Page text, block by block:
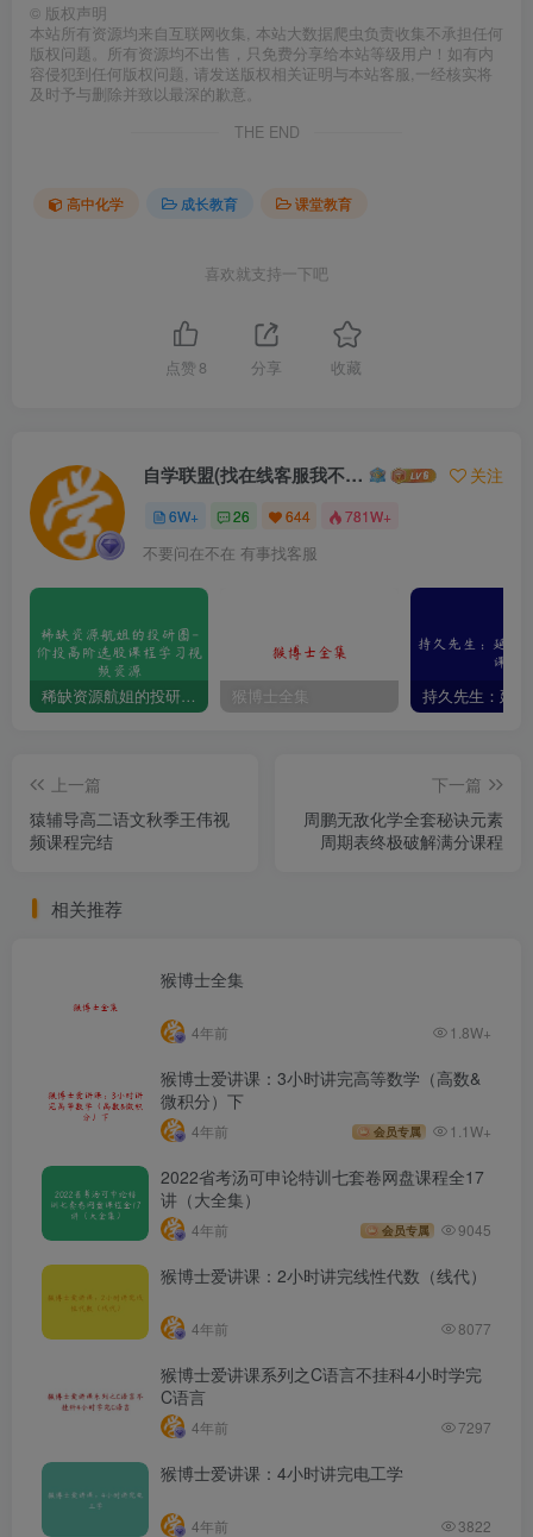
© 版权声明
本站所有资源均来自互联网收集, 本站大数据爬虫负责收集不承担任何
版权问题。所有资源均不出售，只免费分享给本站等级用户！如有内
容侵犯到任何版权问题, 请发送版权相关证明与本站客服,一经核实将
及时予与删除并致以最深的歉意。
THE END
高中化学 成长教育 课堂教育
喜欢就支持一下吧
点赞 8 分享 收藏
自学联盟(找在线客服我不回信息的) 关注
6W+ 26 644 781W+
不要问在不在 有事找客服
稀缺资源航姐的投研圈-价投高阶选股课程学习视频资源 猴博士全集
上一篇
猿辅导高二语文秋季王伟视
频课程完结
下一篇
周鹏无敌化学全套秘诀元素
周期表终极破解满分课程
相关推荐
猴博士全集
4年前 1.8W+
猴博士爱讲课：3小时讲完高等数学（高数&
微积分）下
4年前 会员专属 1.1W+
2022省考汤可申论特训七套卷网盘课程全17
讲（大全集）
4年前 会员专属 9045
猴博士爱讲课：2小时讲完线性代数（线代）
4年前 8077
猴博士爱讲课系列之C语言不挂科4小时学完
C语言
4年前 7297
猴博士爱讲课：4小时讲完电工学
4年前 3822